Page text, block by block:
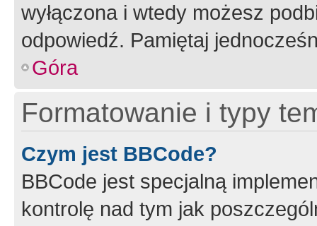
wyłączona i wtedy możesz
odpowiedź. Pamiętaj
Góra
Formatowanie i typy
Czym jest BBCode?
BBCode jest specjalną
kontrolę nad tym jak